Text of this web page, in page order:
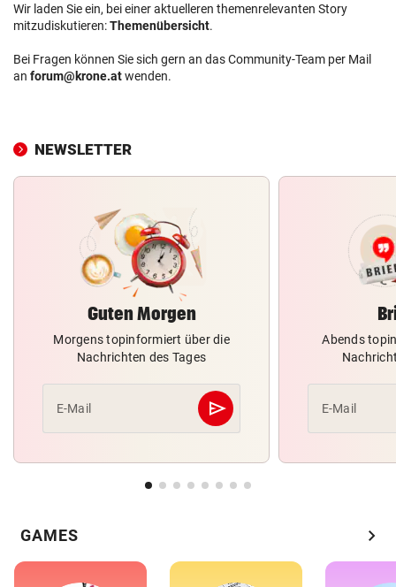
Wir laden Sie ein, bei einer aktuelleren themenrelevanten Story
mitzudiskutieren:Themenübersicht.
Bei Fragen können Sie sich gern an das Community-Team per Mail
an forum@krone.atwenden.
NEWSLETTER
Guten Morgen
Morgens topinformiert über die
Nachrichten des Tages
E-Mail send
Abschicken
Abends
E-Mail
GAMES chevron_right